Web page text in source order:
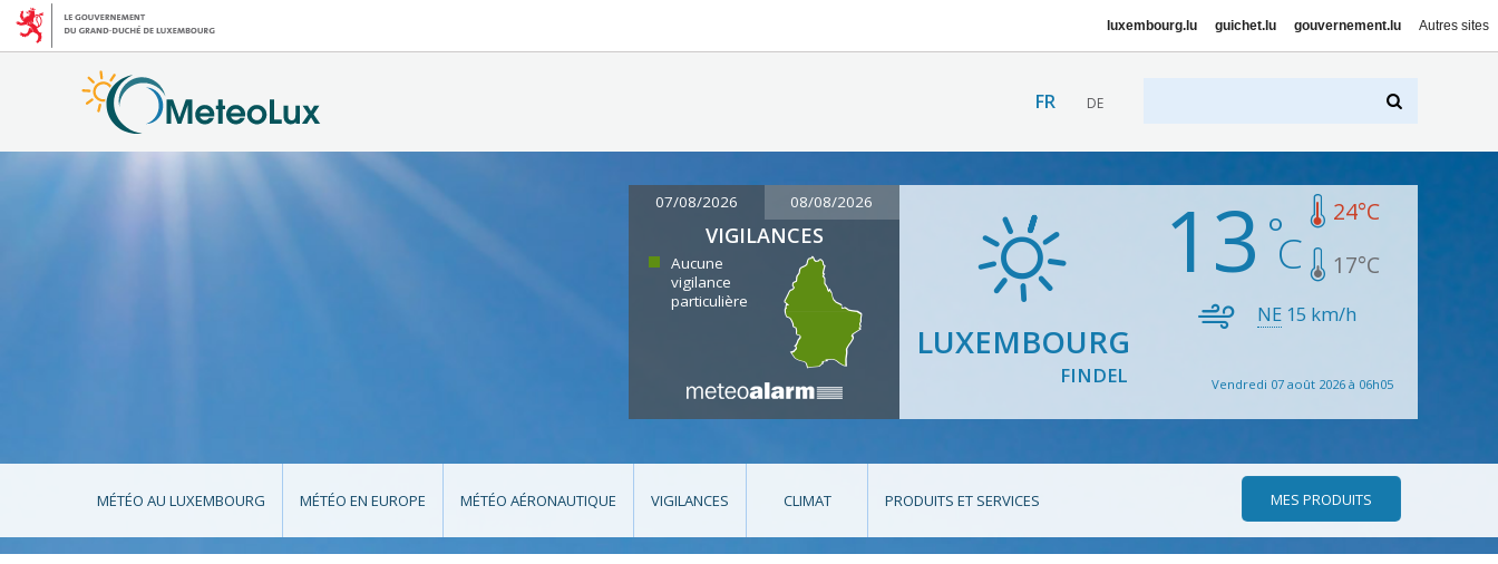
luxembourg.lu guichet.lu gouvernement.lu Autres sites
FR DE
07/08/2026 08/08/2026
VIGILANCES
Aucune
vigilance
particulière
LUXEMBOURG
FINDEL
13 24°C
17°C
NE 15 km/h
Vendredi 07 août 2026 à 06h05
MÉTÉO AU LUXEMBOURG MÉTÉO EN EUROPE MÉTÉO AÉRONAUTIQUE VIGILANCES CLIMAT PRODUITS ET SERVICES MES PRODUITS